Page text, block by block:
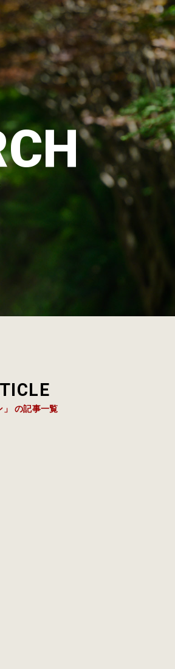
」 の記事一覧